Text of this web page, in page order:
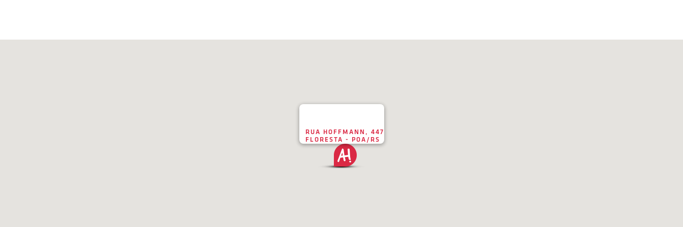
RUA HOFFMANN, 447
FLORESTA - POA/RS